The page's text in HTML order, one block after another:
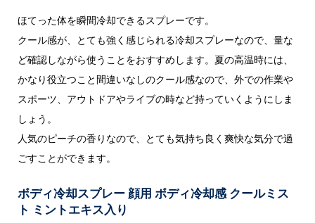
ほてった体を瞬間冷却できるスプレーです。
クール感が、とても強く感じられる冷却スプレーなので、量な
ど確認しながら使うことをおすすめします。夏の高温時には、
かなり役立つこと間違いなしのクール感なので、外での作業や
スポーツ、アウトドアやライブの時など持っていくようにしま
しょう。
人気のピーチの香りなので、とても気持ち良く爽快な気分で過
ごすことができます。
ボディ冷却スプレー 顔用 ボディ冷却感 クールミス
ト ミントエキス入り